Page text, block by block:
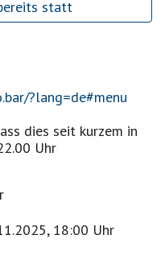
statt
?lang=de#menu
dies seit kurzem in
Uhr
18:00 Uhr